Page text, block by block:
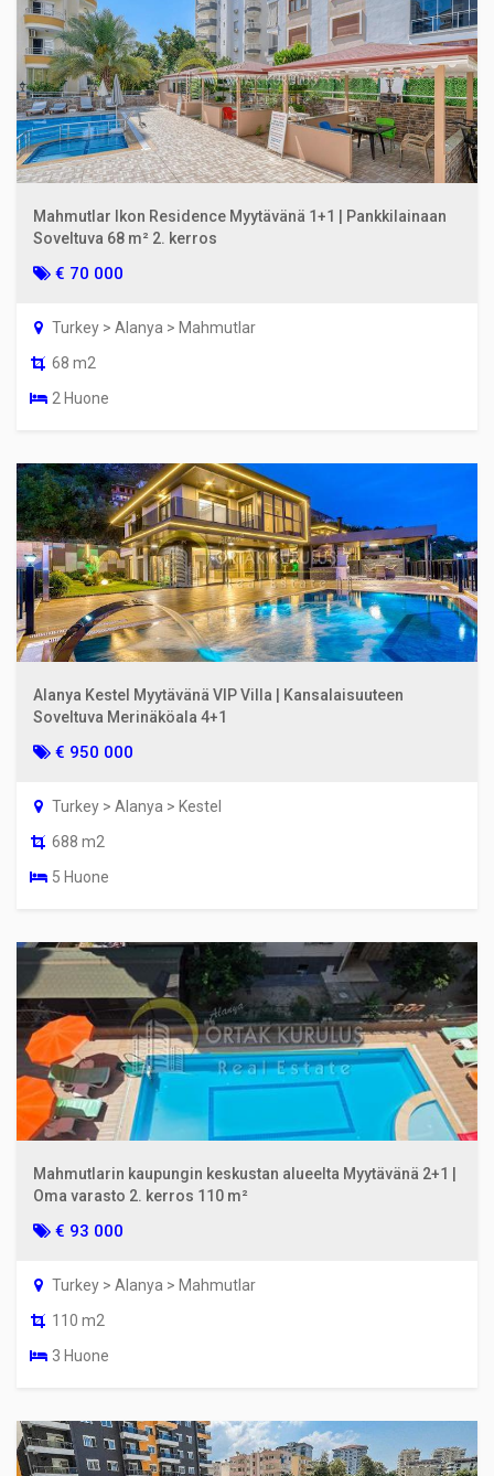
Mahmutlar Ikon Residence Myytävänä 1+1 | Pankkilainaan
Soveltuva 68 m² 2. kerros
€ 70 000
Turkey > Alanya > Mahmutlar
68 m2
2 Huone
Alanya Kestel Myytävänä VIP Villa | Kansalaisuuteen
Soveltuva Merinäköala 4+1
€ 950 000
Turkey > Alanya > Kestel
688 m2
5 Huone
Mahmutlarin kaupungin keskustan alueelta Myytävänä 2+1 |
Oma varasto 2. kerros 110 m²
€ 93 000
Turkey > Alanya > Mahmutlar
110 m2
3 Huone